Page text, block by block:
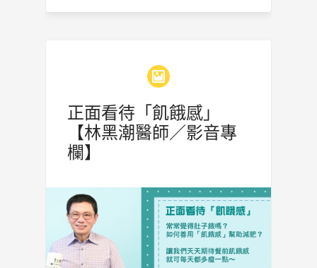
正面看待「飢餓感」
【林黑潮醫師／影音專
欄】